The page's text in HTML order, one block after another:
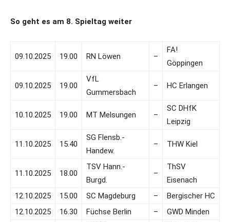
So geht es am 8. Spieltag weiter
09.10.2025 19.00 RN Löwen –
FA!
Göppingen
09.10.2025 19.00
VfL
Gummersbach
– HC Erlangen
10.10.2025 19.00 MT Melsungen –
SC DHfK
Leipzig
11.10.2025 15.40
SG Flensb.-
Handew.
– THW Kiel
11.10.2025 18.00
TSV Hann.-
Burgd.
–
ThSV
Eisenach
12.10.2025
15.00 SC Magdeburg –
Bergischer HC
12.10.2025
16.30 Füchse Berlin – GWD Minden